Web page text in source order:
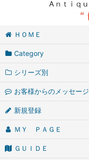
ＨＯＭＥ
Category
シリーズ別
お客様からのメッセージ
新規登録
ＭＹ ＰＡＧＥ
ＧＵＩＤＥ